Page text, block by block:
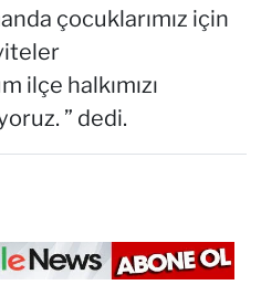
çocuklarımız için
ilçe halkımızı
” dedi.